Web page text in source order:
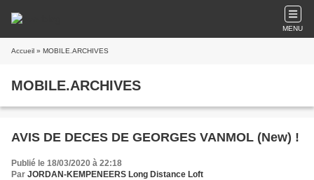
MENU
Accueil » MOBILE.ARCHIVES
MOBILE.ARCHIVES
AVIS DE DECES DE GEORGES VANMOL (New) !
Publié le 18/03/2020 à 22:18
Par JORDAN-KEMPENEERS Long Distance Loft